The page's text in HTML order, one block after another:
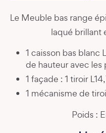
Le Meuble bas range
laqué brillant
1 caisson bas blanc
de hauteur avec les
1 façade : 1 tiroir
1 mécanisme de
Poids :